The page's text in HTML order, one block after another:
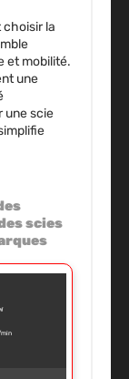
choisir la
et mobilité.
une
une scie
scies